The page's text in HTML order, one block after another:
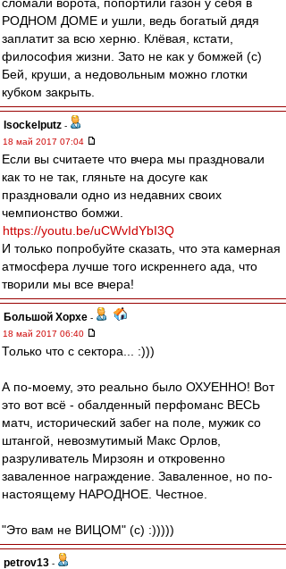
РОДНОМ ДОМЕ и ушли, ведь богатый дядя
заплатит за всю херню. Клёвая, кстати,
философия жизни. Зато не как у бомжей (с)
Бей, круши, а недовольным можно глотки
кубком закрыть.
Isockelputz -
18 май 2017 07:04
Если вы считаете что вчера мы праздновали
как то не так, гляньте на досуге как
праздновали одно из недавних своих
чемпионство бомжи.
https://youtu.be/uCWvIdYbI3Q
И только попробуйте сказать, что эта камерная
атмосфера лучше того искреннего ада, что
творили мы все вчера!
Большой Хорхе -
18 май 2017 06:40
Только что с сектора... :)))
А по-моему, это реально было ОХУЕННО! Вот
это вот всё - обалденный перфоманс ВЕСЬ
матч, исторический забег на поле, мужик со
штангой, невозмутимый Макс Орлов,
разруливатель Мирзоян и откровенно
заваленное награждение. Заваленное, но по-
настоящему НАРОДНОЕ. Честное.
"Это вам не ВИЦОМ" (с) :)))))
petrov13 -